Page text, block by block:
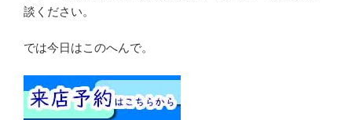
談ください。
では今日はこのへんで。